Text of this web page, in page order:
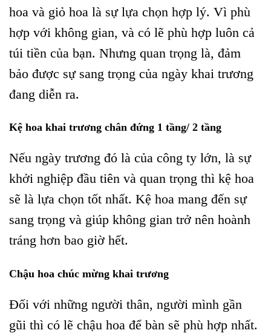
hoa và giỏ hoa là sự lựa chọn hợp lý. Vì phù
hợp với không gian, và có lẽ phù hợp luôn cả
túi tiền của bạn. Nhưng quan trọng là, đảm
bảo được sự sang trọng của ngày khai trương
đang diễn ra.
Kệ hoa khai trương chân đứng 1 tầng/ 2 tầng
Nếu ngày trương đó là của công ty lớn, là sự
khởi nghiệp đầu tiên và quan trọng thì kệ hoa
sẽ là lựa chọn tốt nhất. Kệ hoa mang đến sự
sang trọng và giúp không gian trở nên hoành
tráng hơn bao giờ hết.
Chậu hoa chúc mừng khai trương
Đối với những người thân, người mình gần
gũi thì có lẽ chậu hoa để bàn sẽ phù hợp nhất.